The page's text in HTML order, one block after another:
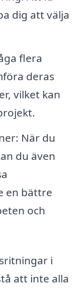
dig att välja
flera
deras
vilket kan
När du
du även
en bättre
och
i
att inte alla